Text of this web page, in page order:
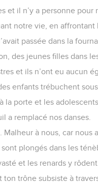
et il n’y a personne pour
notre vie, en affrontant
passée dans la
des jeunes filles dans
et ils n’ont eu aucun
enfants trébuchent
la porte et les
a remplacé nos danses.
à nous, car nous
plongés dans les
et les renards y rôdent.
trône subsiste à